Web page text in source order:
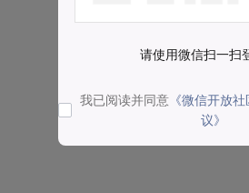
请使用微信扫一扫
我已阅读并同意 《微信开放
议》